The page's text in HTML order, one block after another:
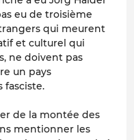
eu de troisième
qui meurent
et culturel qui
ne doivent pas
un pays
fasciste.
de la montée des
mentionner les